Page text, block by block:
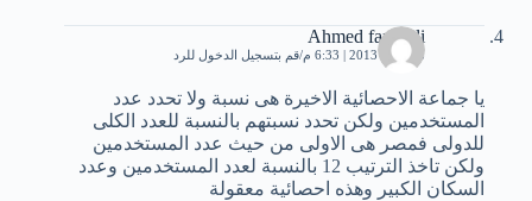
Ahmed farghali
28 مايو، 2013 | 6:33 م قم بتسجيل الدخول للرد
يا جماعة الاحصائية الاخيرة هى نسبة ولا تحدد عدد
المستخدمين ولكن تحدد نسبتهم بالنسبة للعدد الكلى
للدولى فمصر هى الاولى من حيث عدد المستخدمين
ولكن تاخذ الترتيب 12 بالنسبة لعدد المستخدمين وعدد
السكان الكبير وهذه احصائية معقولة